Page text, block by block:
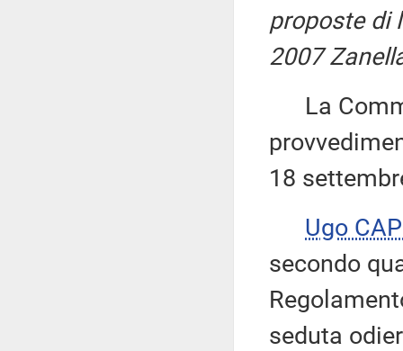
proposte di
2007
La
18
Ugo
secondo
seduta